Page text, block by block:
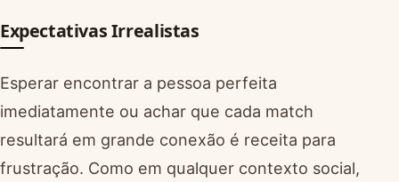
Expectativas Irrealistas
Esperar encontrar a pessoa perfeita
imediatamente ou achar que cada match
resultará em grande conexão é receita para
frustração. Como em qualquer contexto social,